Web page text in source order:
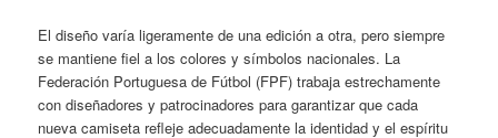
El diseño varía ligeramente de una edición a otra, pero siempre
se mantiene fiel a los colores y símbolos nacionales. La
Federación Portuguesa de Fútbol (FPF) trabaja estrechamente
con diseñadores y patrocinadores para garantizar que cada
nueva camiseta refleje adecuadamente la identidad y el espíritu